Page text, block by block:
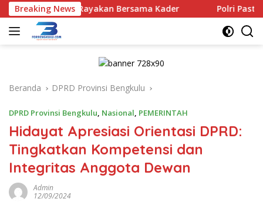
Langsung
ke
konten
Breaking News
Rayakan Bersama Kader Polri Pastikan Proses
Beranda DPRD Provinsi Bengkulu
DPRD Provinsi Bengkulu, Nasional, PEMERINTAH
Hidayat Apresiasi Orientasi DPRD:
Tingkatkan Kompetensi dan
Integritas Anggota Dewan
Admin
12/09/2024